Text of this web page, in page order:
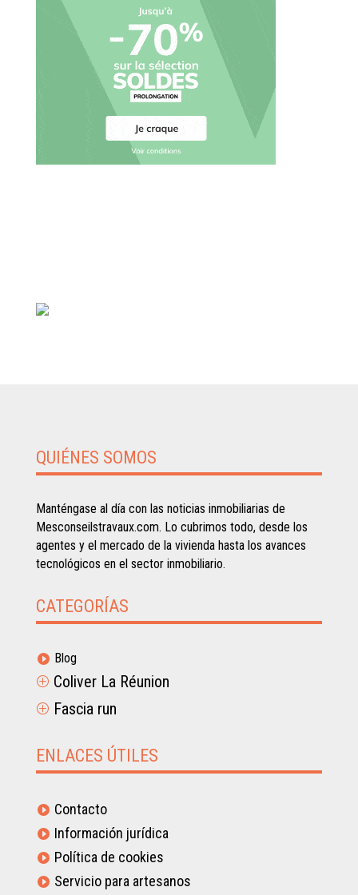
QUIÉNES SOMOS
Manténgase al día con las noticias inmobiliarias de
Mesconseilstravaux.com. Lo cubrimos todo, desde los
agentes y el mercado de la vivienda hasta los avances
tecnológicos en el sector inmobiliario.
CATEGORÍAS
 Blog
P Coliver La Réunion
P Fascia run
ENLACES ÚTILES
 Contacto
 Información jurídica
 Política de cookies
 Servicio para artesanos